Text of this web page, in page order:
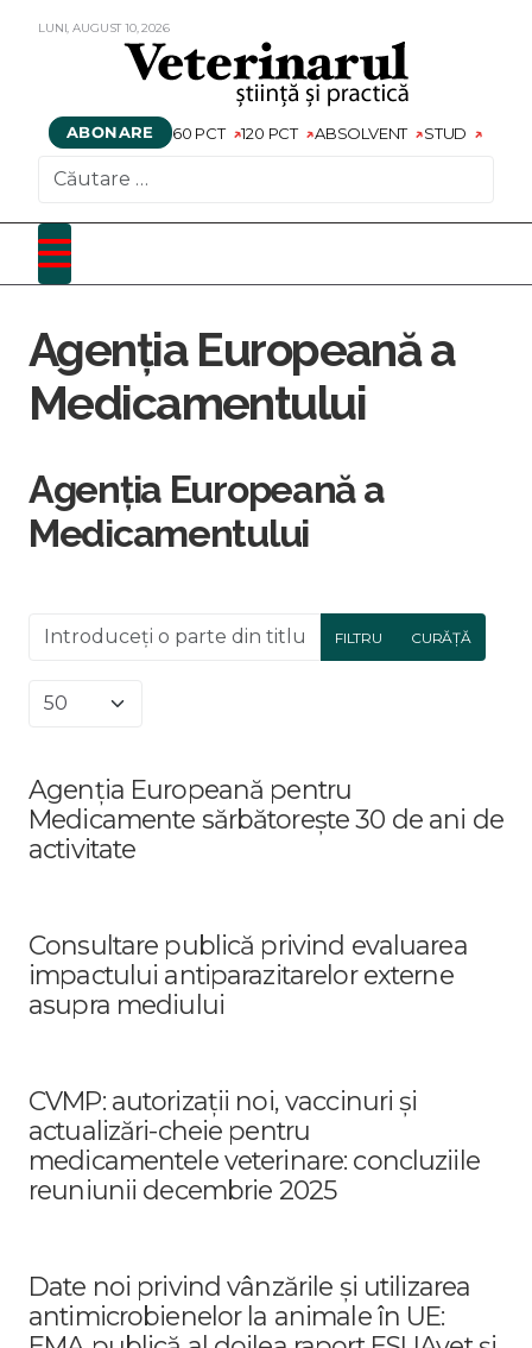
LUNI,AUGUST10,2026
ABONARE 60 PCT 120 PCT ABSOLVENT STUD
Agenția Europeană a
Medicamentului
Agenția Europeană a
Medicamentului
Introduceți o parte din titlu. FILTRU CURĂȚĂ
Afișare #
Agenția Europeană pentru
Medicamente sărbătorește 30 de ani de
activitate
Consultare publică privind evaluarea
impactului antiparazitarelor externe
asupra mediului
CVMP: autorizații noi, vaccinuri și
actualizări-cheie pentru
medicamentele veterinare: concluziile
reuniunii decembrie 2025
Date noi privind vânzările și utilizarea
antimicrobienelor la animale în UE: